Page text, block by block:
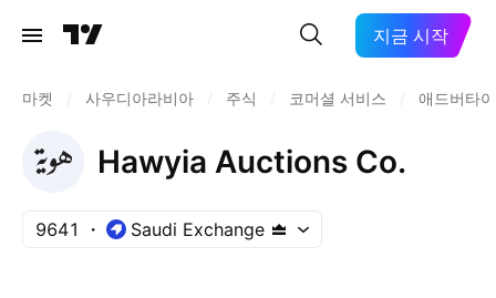
지금 시작
마켓 사우디아라비아 주식 코머셜 서비스 애드버타
Hawyia Auctions Co.
9641 Saudi Exchange